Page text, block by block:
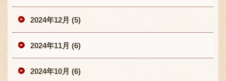
2024年12月 (5)
2024年11月 (6)
2024年10月 (6)